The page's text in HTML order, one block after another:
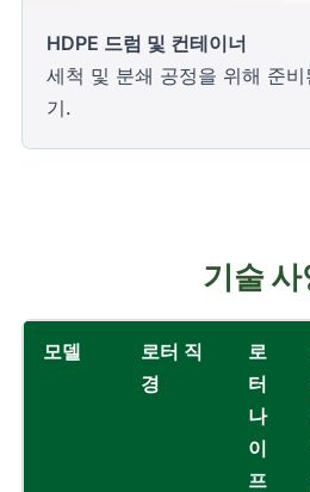
HDPE 드럼 및 컨테이너
세척 및 분쇄 공정을 위해 준
기.
기술 사
모델
로터 직
경
로
터
나
이
프